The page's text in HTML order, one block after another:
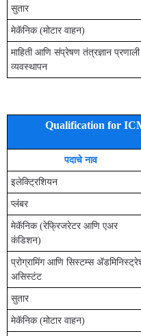
सुतार
मेकॅनिक (मोटार वाहन)
माहिती आणि संप्रेषण तंत्रज्ञान प्रणाली
व्यवस्थापन
Qualification for
पदाचे नाव
इलेक्ट्रिशियन
प्लंबर
मेकॅनिक (रेफ्रिजरेटर आणि एअर
कंडिशन)
प्रोग्रामिंग आणि सिस्टम्स
असिस्टंट
सुतार
मेकॅनिक (मोटार वाहन)